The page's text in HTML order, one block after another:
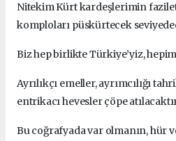
Nitekim Kürt kardeşlerimin fazilet
komploları püskürtecek
Biz hep birlikte Türkiye’yiz,
Ayrılıkçı emeller, ayrımcılığı
entrikacı hevesler çöpe
Bu coğrafyada var olmanın, hür